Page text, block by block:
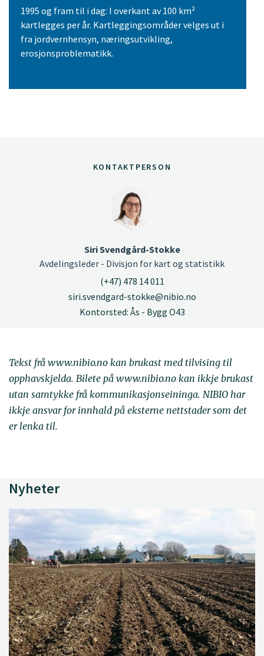
1995 og fram til i dag: I overkant av 100 km²
kartlegges per år. Kartleggingsområder velges ut i
fra jordvernhensyn, næringsutvikling,
erosjonsproblematikk.
KONTAKTPERSON
Siri Svendgård-Stokke
Avdelingsleder - Divisjon for kart og statistikk
(+47) 478 14 011
siri.svendgard-stokke@nibio.no
Kontorsted: Ås - Bygg O43
Tekst frå www.nibio.no kan brukast med tilvising til
opphavskjelda. Bilete på www.nibio.no kan ikkje brukast
utan samtykke frå kommunikasjonseininga. NIBIO har
ikkje ansvar for innhald på eksterne nettstader som det
er lenka til.
Nyheter